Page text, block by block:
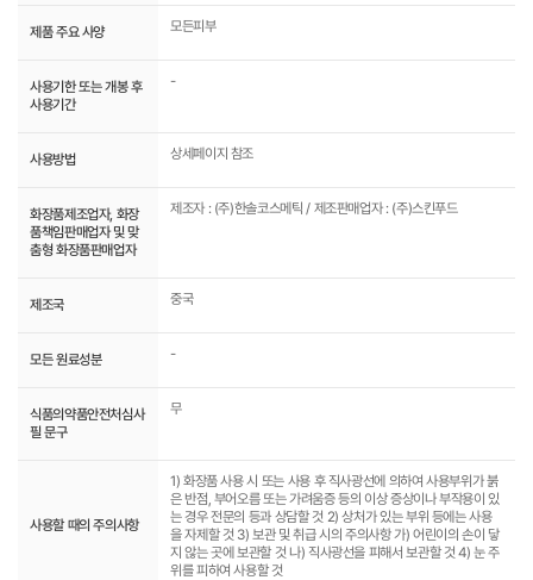
제품 주요 사양 모든피부
사용기한 또는 개봉 후
사용기간
-
사용방법 상세페이지 참조
화장품제조업자, 화장
품책임판매업자 및 맞
춤형 화장품판매업자
제조자 : (주)한솔코스메틱 / 제조판매업자 : (주)스킨푸드
제조국 중국
모든 원료성분 -
식품의약품안전처심사
필 문구
무
사용할 때의 주의사항
1) 화장품 사용 시 또는 사용 후 직사광선에 의하여 사용부위가 붉
은 반점, 부어오름 또는 가려움증 등의 이상 증상이나 부작용이 있
는 경우 전문의 등과 상담할 것 2) 상처가 있는 부위 등에는 사용
을 자제할 것 3) 보관 및 취급 시의 주의사항 가) 어린이의 손이 닿
지 않는 곳에 보관할 것 나) 직사광선을 피해서 보관할 것 4) 눈 주
위를 피하여 사용할 것